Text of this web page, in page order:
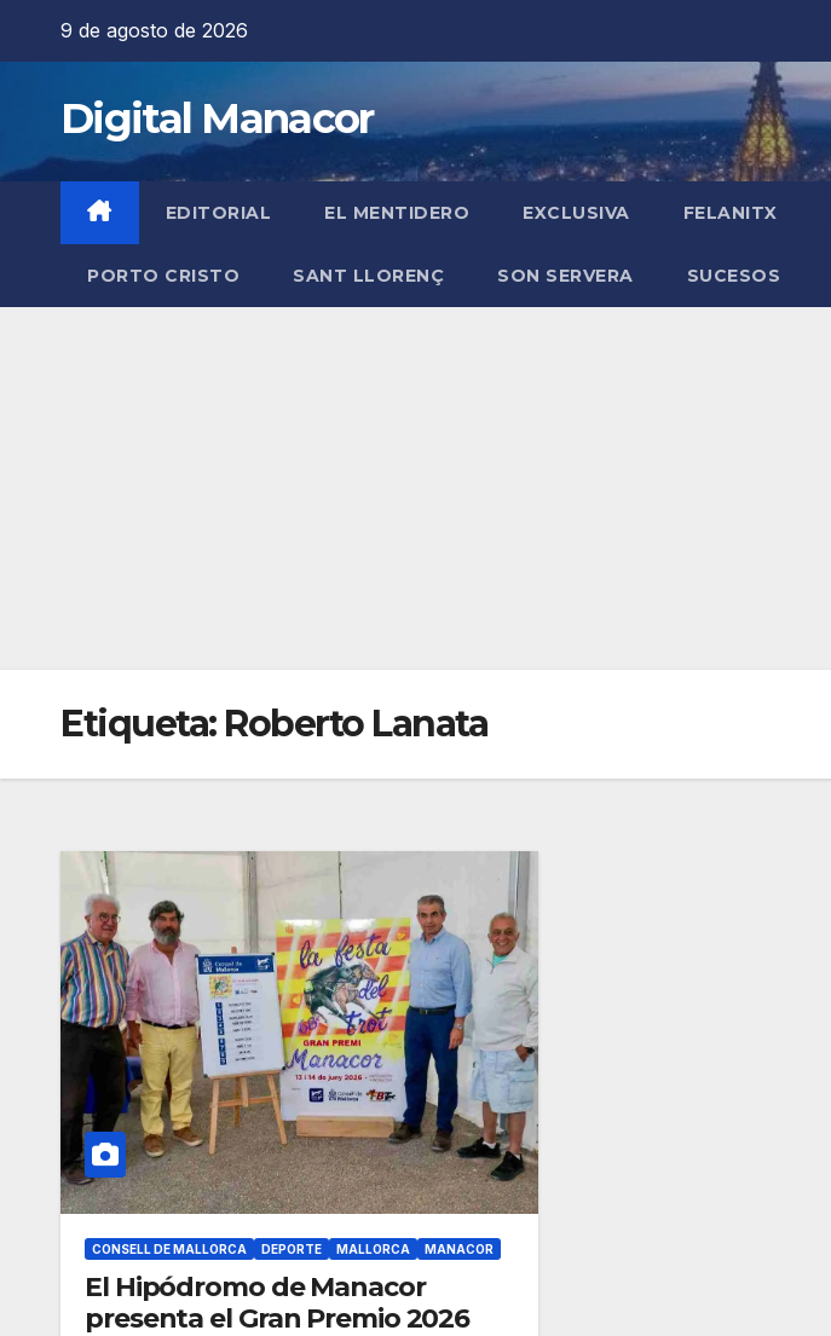
9 de agosto de 2026
Digital Manacor
EDITORIAL EL MENTIDERO EXCLUSIVA FELANITX
PORTO CRISTO SANT LLORENÇ SON SERVERA SUCESOS
Etiqueta: Roberto Lanata
CONSELL DE MALLORCA DEPORTE MALLORCA MANACOR
El Hipódromo de Manacor
presenta el Gran Premio 2026